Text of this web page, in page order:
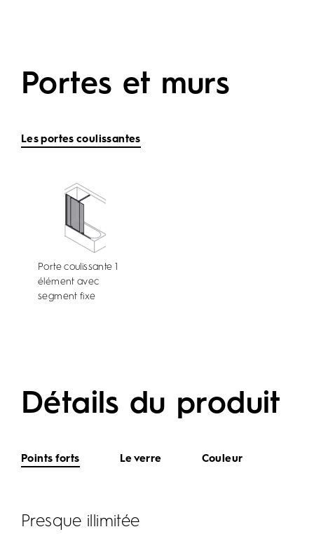
Portes et murs
Les portes coulissantes
Porte coulissante 1
élément avec
segment fixe
Détails du produit
Points forts Le verre Couleur
Presque illimitée